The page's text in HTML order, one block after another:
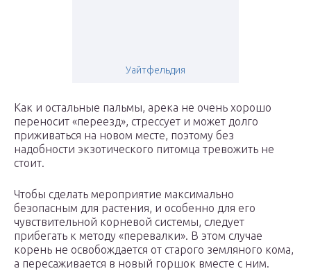
Уайтфельдия
Как и остальные пальмы, арека не очень хорошо
переносит «переезд», стрессует и может долго
приживаться на новом месте, поэтому без
надобности экзотического питомца тревожить не
стоит.
Чтобы сделать мероприятие максимально
безопасным для растения, и особенно для его
чувствительной корневой системы, следует
прибегать к методу «перевалки». В этом случае
корень не освобождается от старого земляного кома,
а пересаживается в новый горшок вместе с ним.